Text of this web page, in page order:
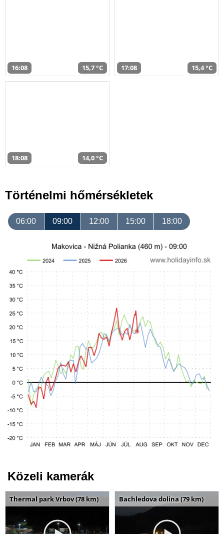
16:08 15,7 °C 17:08 15,4 °C
18:08 14,0 °C
Történelmi hőmérsékletek
06:00 09:00 12:00 15:00 18:00
Közeli kamerák
Thermal park Vrbov (78 km) Bachledova dolina (79 km)